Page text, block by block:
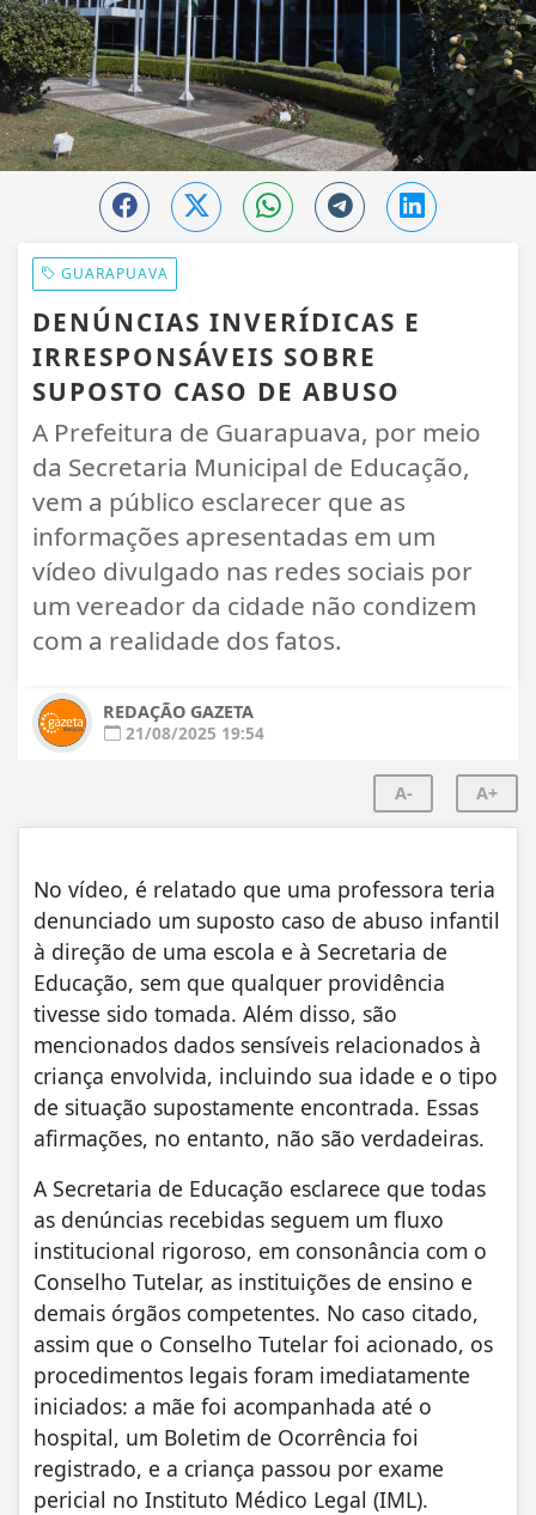
GUARAPUAVA
DENÚNCIAS INVERÍDICAS E
IRRESPONSÁVEIS SOBRE
SUPOSTO CASO DE ABUSO
A Prefeitura de Guarapuava, por meio
da Secretaria Municipal de Educação,
vem a público esclarecer que as
informações apresentadas em um
vídeo divulgado nas redes sociais por
um vereador da cidade não condizem
com a realidade dos fatos.
REDAÇÃO GAZETA
21/08/2025 19:54
A- A+
No vídeo, é relatado que uma professora teria
denunciado um suposto caso de abuso infantil
à direção de uma escola e à Secretaria de
Educação, sem que qualquer providência
tivesse sido tomada. Além disso, são
mencionados dados sensíveis relacionados à
criança envolvida, incluindo sua idade e o tipo
de situação supostamente encontrada. Essas
afirmações, no entanto, não são verdadeiras.
A Secretaria de Educação esclarece que todas
as denúncias recebidas seguem um fluxo
institucional rigoroso, em consonância com o
Conselho Tutelar, as instituições de ensino e
demais órgãos competentes. No caso citado,
assim que o Conselho Tutelar foi acionado, os
procedimentos legais foram imediatamente
iniciados: a mãe foi acompanhada até o
hospital, um Boletim de Ocorrência foi
registrado, e a criança passou por exame
pericial no Instituto Médico Legal (IML).